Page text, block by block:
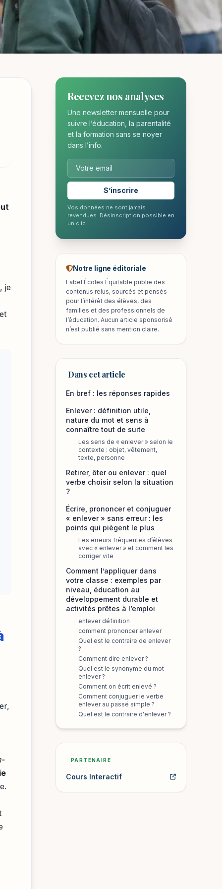
je
Recevez nos analyses
Une newsletter mensuelle pour
suivre l’éducation, la parentalité
et la formation sans se noyer
dans l’info.
S’inscrire
Vos données ne sont jamais
revendues. Désinscription possible en
un clic.
Notre ligne éditoriale
Label Écoles Équitable publie des
contenus relus, sourcés et pensés
pour l’intérêt des élèves, des
familles et des professionnels de
l’éducation. Aucun article sponsorisé
n’est publié sans mention claire.
Dans cet article
En bref : les réponses rapides
Enlever : définition utile,
nature du mot et sens à
connaître tout de suite
Les sens de « enlever » selon le
contexte : objet, vêtement,
texte, personne
Retirer, ôter ou enlever : quel
verbe choisir selon la situation
?
Écrire, prononcer et conjuguer
« enlever » sans erreur : les
points qui piègent le plus
Les erreurs fréquentes d’élèves
avec « enlever » et comment les
corriger vite
Comment l’appliquer dans
votre classe : exemples par
niveau, éducation au
développement durable et
activités prêtes à l’emploi
enlever définition
comment prononcer enlever
Quel est le contraire de enlever
?
Comment dire enlever ?
Quel est le synonyme du mot
enlever ?
Comment on écrit enlevé ?
Comment conjuguer le verbe
enlever au passé simple ?
Quel est le contraire d'enlever ?
PARTENAIRE
Cours Interactif